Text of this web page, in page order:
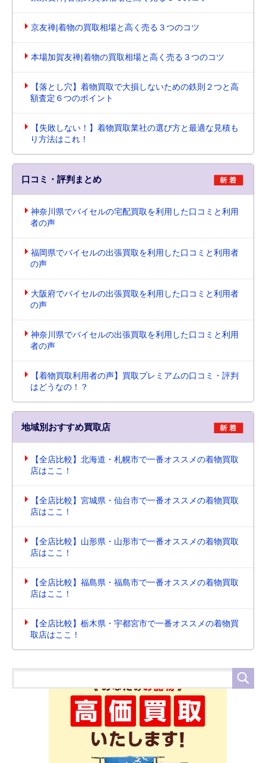
京友禅|着物の買取相場と高く売る３つのコツ
本場加賀友禅|着物の買取相場と高く売る３つのコツ
【落とし穴】着物買取で大損しないための鉄則２つと高
額査定６つのポイント
【失敗しない！】着物買取業社の選び方と最適な見積も
り方法はこれ！
口コミ・評判まとめ
神奈川県でバイセルの宅配買取を利用した口コミと利用
者の声
福岡県でバイセルの出張買取を利用した口コミと利用者
の声
大阪府でバイセルの出張買取を利用した口コミと利用者
の声
神奈川県でバイセルの出張買取を利用した口コミと利用
者の声
【着物買取利用者の声】買取プレミアムの口コミ・評判
はどうなの！？
地域別おすすめ買取店
【全店比較】北海道・札幌市で一番オススメの着物買取
店はここ！
【全店比較】宮城県・仙台市で一番オススメの着物買取
店はここ！
【全店比較】山形県・山形市で一番オススメの着物買取
店はここ！
【全店比較】福島県・福島市で一番オススメの着物買取
店はここ！
【全店比較】栃木県・宇都宮市で一番オススメの着物買
取店はここ！